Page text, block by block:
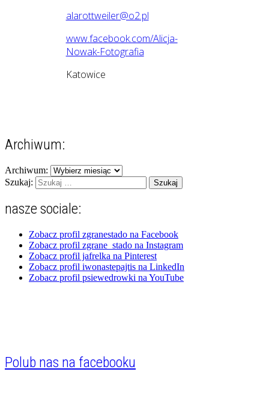
alarottweiler@o2.pl
www.facebook.com/Alicja-
Nowak-Fotografia
Katowice
Archiwum:
Archiwum:
Szukaj:
nasze sociale:
Zobacz profil zgranestado na Facebook
Zobacz profil zgrane_stado na Instagram
Zobacz profil jafrelka na Pinterest
Zobacz profil iwonastepajtis na LinkedIn
Zobacz profil psiewedrowki na YouTube
Polub nas na facebooku